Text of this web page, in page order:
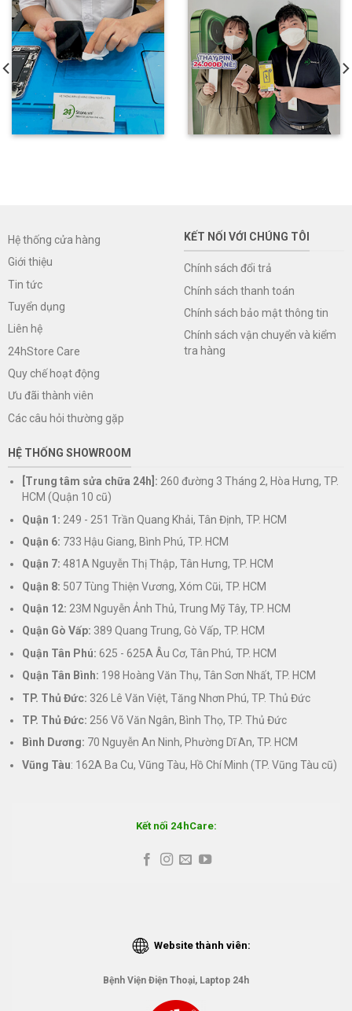
Hệ thống cửa hàng
Giới thiệu
Tin tức
Tuyển dụng
Liên hệ
24hStore Care
Quy chế hoạt động
Ưu đãi thành viên
Các câu hỏi thường gặp
KẾT NỐI VỚI CHÚNG TÔI
Chính sách đổi trả
Chính sách thanh toán
Chính sách bảo mật thông tin
Chính sách vận chuyển và kiểm
tra hàng
HỆ THỐNG SHOWROOM
[Trung tâm sửa chữa 24h]: 260 đường 3 Tháng 2, Hòa Hưng, TP.
HCM (Quận 10 cũ)
Quận 1: 249 - 251 Trần Quang Khải, Tân Định, TP. HCM
Quận 6: 733 Hậu Giang, Bình Phú, TP. HCM
Quận 7: 481A Nguyễn Thị Thập, Tân Hưng, TP. HCM
Quận 8: 507 Tùng Thiện Vương, Xóm Cũi, TP. HCM
Quận 12: 23M Nguyễn Ảnh Thủ, Trung Mỹ Tây, TP. HCM
Quận Gò Vấp: 389 Quang Trung, Gò Vấp, TP. HCM
Quận Tân Phú: 625 - 625A Âu Cơ, Tân Phú, TP. HCM
Quận Tân Bình: 198 Hoàng Văn Thụ, Tân Sơn Nhất, TP. HCM
TP. Thủ Đức: 326 Lê Văn Việt, Tăng Nhơn Phú, TP. Thủ Đức
TP. Thủ Đức: 256 Võ Văn Ngân, Bình Thọ, TP. Thủ Đức
Bình Dương: 70 Nguyễn An Ninh, Phường Dĩ An, TP. HCM
Vũng Tàu: 162A Ba Cu, Vũng Tàu, Hồ Chí Minh (TP. Vũng Tàu cũ)
Kết nối 24hCare:
Website thành viên:
Bệnh Viện Điện Thoại, Laptop 24h